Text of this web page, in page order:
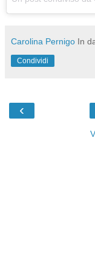
Carolina Pernigo In
Condividi
‹